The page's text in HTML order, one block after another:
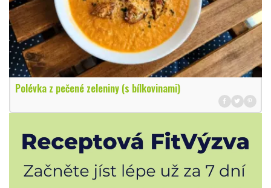
Polévka z pečené zeleniny (s bílkovinami)